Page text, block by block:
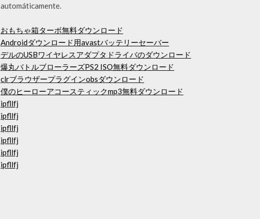
automáticamente.
おもちゃ箱ターボ無料ダウンロード
Androidダウンロード用avastバッテリーセーバー
デルのUSBワイヤレスアダプタドライバのダウンロード
爆丸バトルブローラーズPS2 ISO無料ダウンロード
clrブラウザープラグインobsダウンロード
僕のヒーローアコースティックmp3無料ダウンロード
ipfllfj
ipfllfj
ipfllfj
ipfllfj
ipfllfj
ipfllfj